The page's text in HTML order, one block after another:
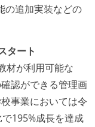
の追加実装などの
タート
材が利用可能な
認ができる管理画
事業においては令
195%成長を達成